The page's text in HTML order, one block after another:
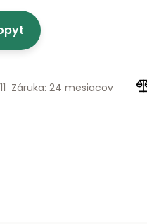
Záruka: 24 mesiacov